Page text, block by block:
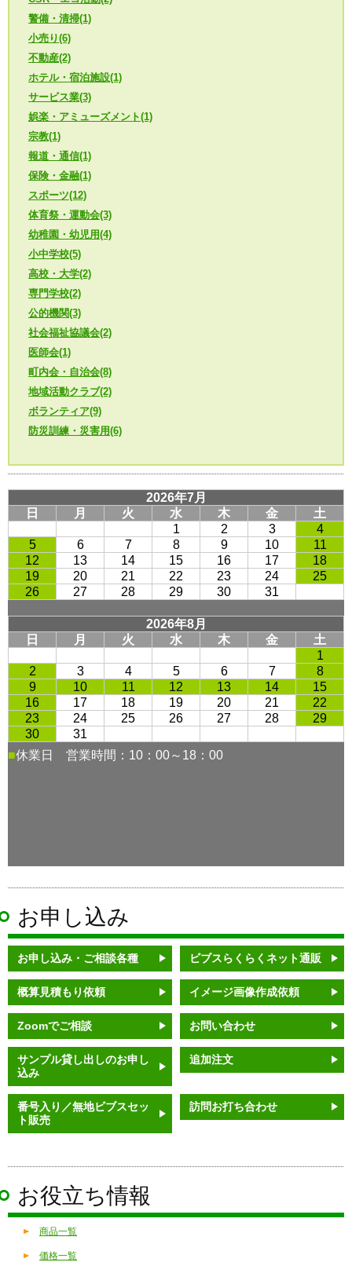
警備・清掃(1)
小売り(6)
不動産(2)
ホテル・宿泊施設(1)
サービス業(3)
娯楽・アミューズメント(1)
宗教(1)
報道・通信(1)
保険・金融(1)
スポーツ(12)
体育祭・運動会(3)
幼稚園・幼児用(4)
小中学校(5)
高校・大学(2)
専門学校(2)
公的機関(3)
社会福祉協議会(2)
医師会(1)
町内会・自治会(8)
地域活動クラブ(2)
ボランティア(9)
防災訓練・災害用(6)
お申し込み
お申し込み・ご相談各種 ビブスらくらくネット通販
概算見積もり依頼 イメージ画像作成依頼
Zoomでご相談 お問い合わせ
サンプル貸し出しのお申し
込み
追加注文
番号入り／無地ビブスセッ
ト販売
訪問お打ち合わせ
お役立ち情報
商品一覧
価格一覧